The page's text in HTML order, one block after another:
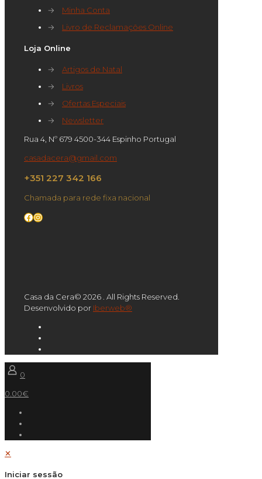
→
Minha Conta
→
Livro de Reclamações Online
Loja Online
→
Artigos de Natal
→
Livros
→
Ofertas Especiais
→
Newsletter
Rua 4, Nº 679 4500-344 Espinho Portugal
casadacera@gmail.com
+351 227 342 166
Chamada para rede fixa nacional
Facebook
Instagram
Casa da Cera© 2026 . All Rights Reserved.
Desenvolvido por Iberweb®
0
0.00€
✕
Iniciar sessão